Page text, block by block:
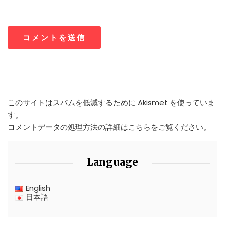
このサイトはスパムを低減するために Akismet を使っていま
す。
コメントデータの処理方法の詳細はこちらをご覧ください。
Language
English
日本語